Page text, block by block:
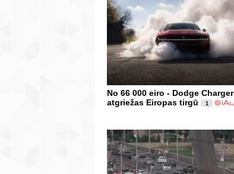
No 66 000 eiro - Dodge Charger
atgriežas Eiropas tirgū
1